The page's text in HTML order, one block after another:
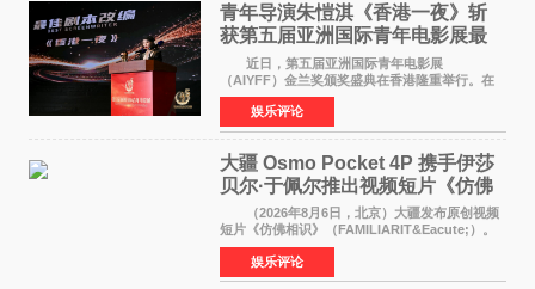
青年导演朱愷淇《香港一夜》斩
获第五届亚洲国际青年电影展最
佳剧本改编奖
近日，第五届亚洲国际青年电影展
（AIYFF）金兰奖颁奖盛典在香港隆重举行。在
这场汇聚数百位海内外电影人、文化界人士及媒
体代表的亚洲青年影视盛会上，香港本土电影
《香港一夜》（Dawn in Ho
娱乐评论
大疆 Osmo Pocket 4P 携手伊莎
贝尔·于佩尔推出视频短片《仿佛
相识》
（2026年8月6日，北京）大疆发布原创视频
短片《仿佛相识》（FAMILIARIT&Eacute;）。
视频短片由戛纳国际电影节最佳女演员伊莎贝尔·
于佩尔（Isabelle Huppert）主演，全程使用大
疆首款双主摄口
娱乐评论